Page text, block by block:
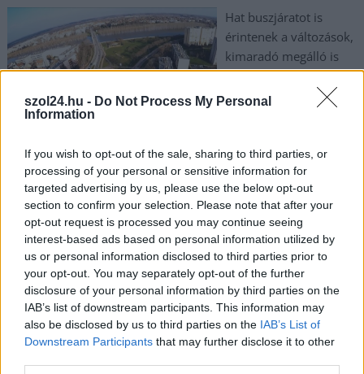
szol24.hu - Do Not Process My Personal
Information
If you wish to opt-out of the sale, sharing to third parties, or
processing of your personal or sensitive information for
targeted advertising by us, please use the below opt-out
section to confirm your selection. Please note that after your
opt-out request is processed you may continue seeing
interest-based ads based on personal information utilized by
us or personal information disclosed to third parties prior to
your opt-out. You may separately opt-out of the further
disclosure of your personal information by third parties on the
IAB’s list of downstream participants. This information may
also be disclosed by us to third parties on the IAB’s List of
Downstream Participants that may further disclose it to other
Hat buszjáratot is
érintenek a változások,
kimaradó megálló is
van, ne rutinból
közlekedjünk a
TOVÁBB OLVASOM
Szolnok augusztus ,buszjáratok,elterelés, forgalom,péntek
Szolnok,változás,várkonyi tér
Visszatér a forróság, újabb hőhullám éri el a
Jászkunságot vasárnaptól, 38-40 fok is lehet
Kiss Lajos
Vasárnaptól
folyamatos és intenzív
melegedés következik,